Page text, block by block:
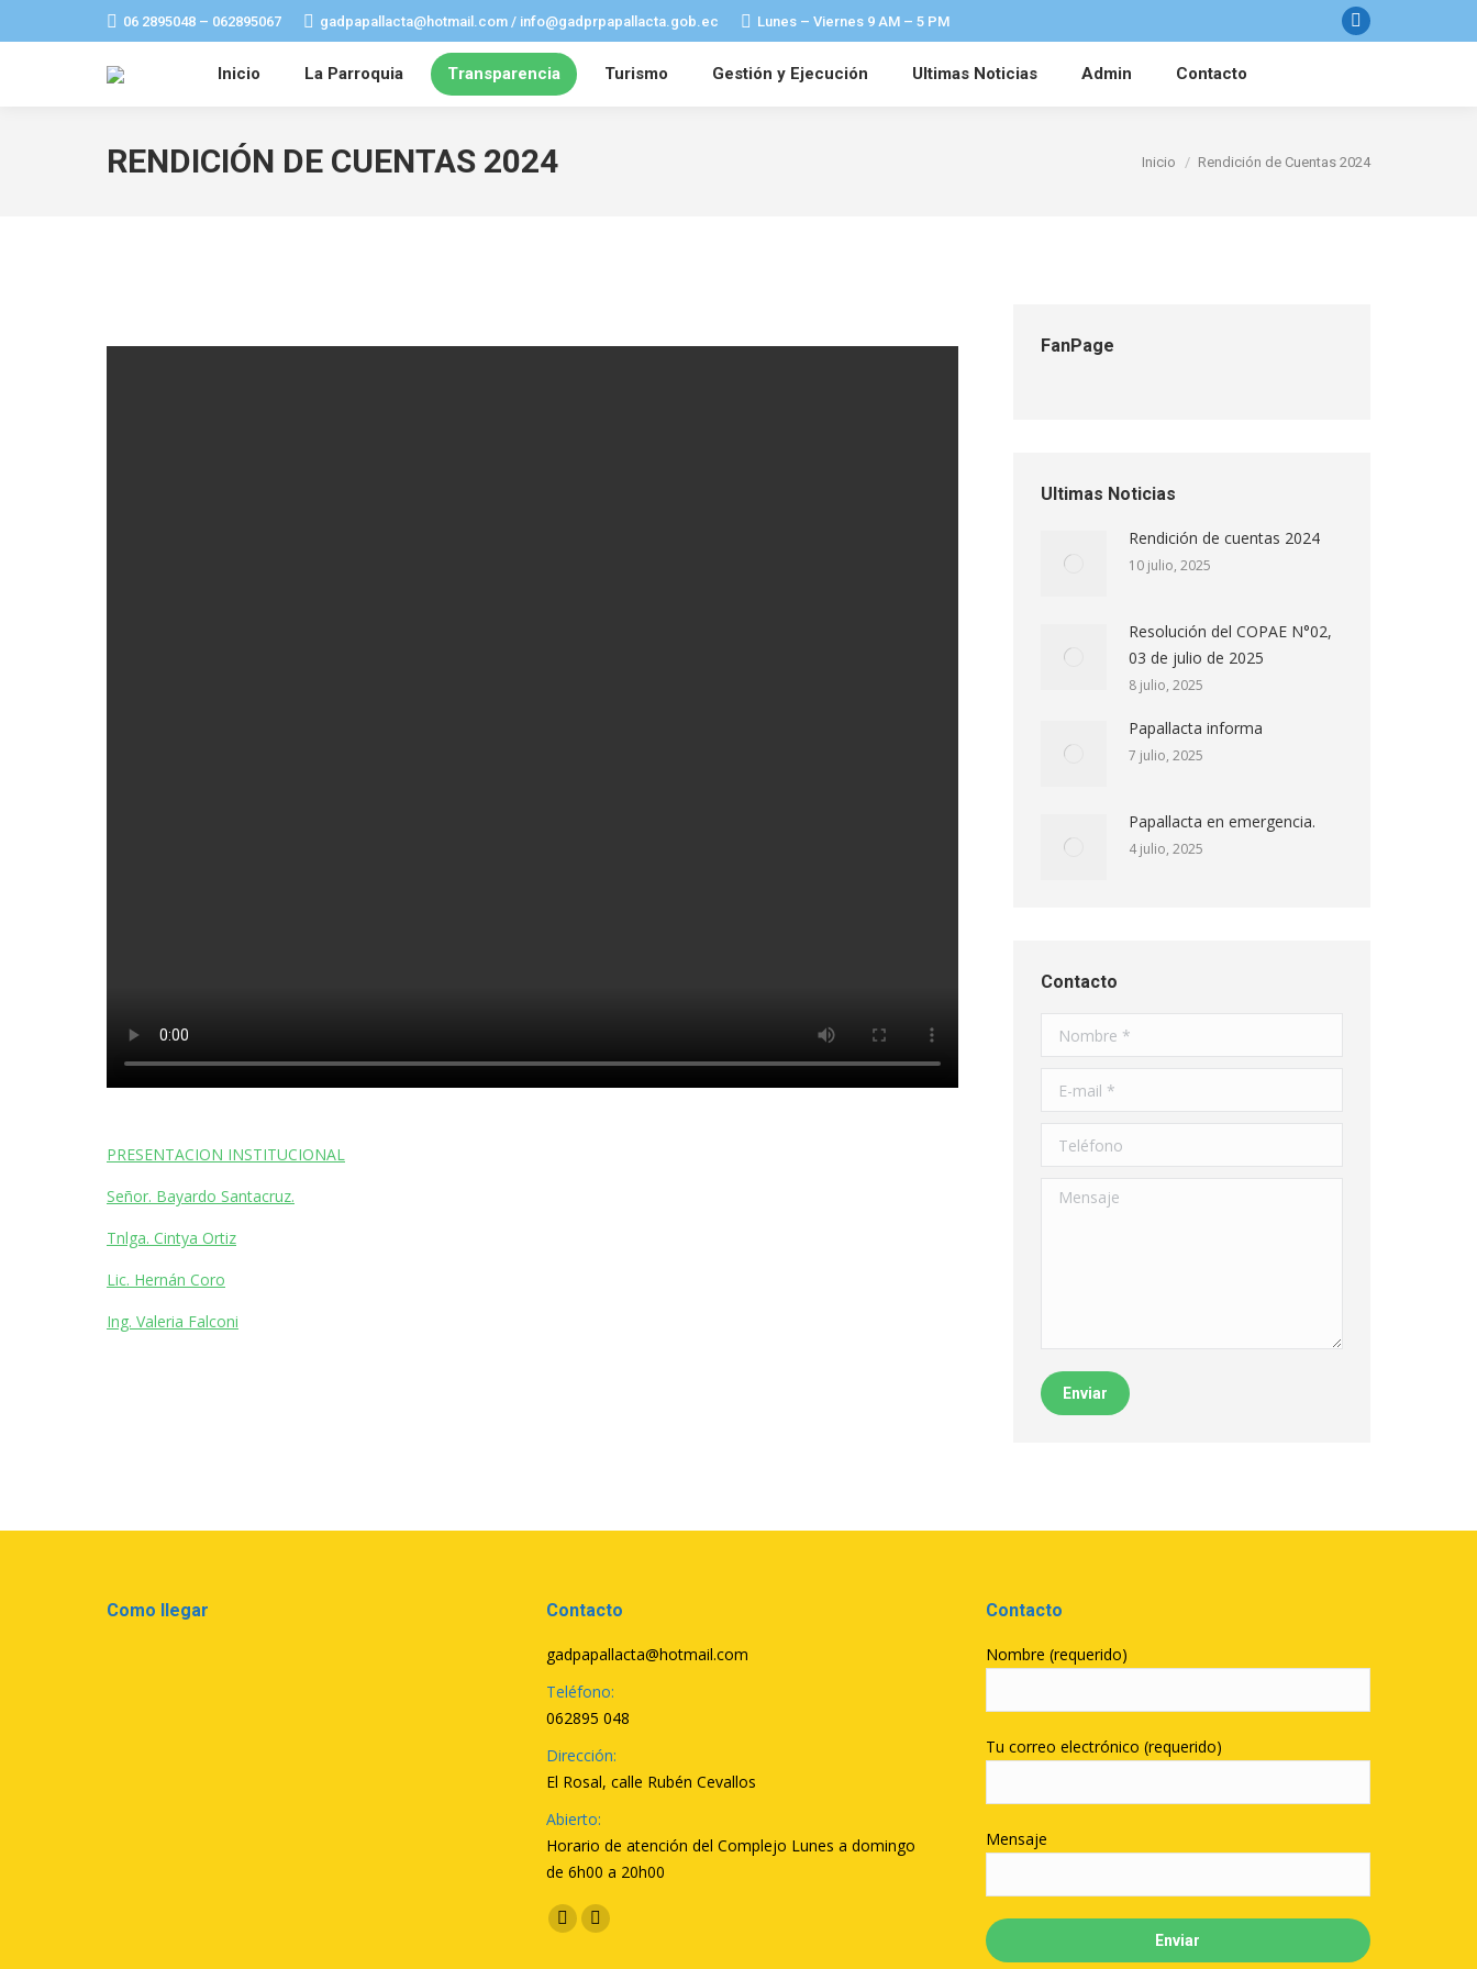
06 2895048 – 062895067 gadpapallacta@hotmail.com / info@gadprpapallacta.gob.ec Lunes – Viernes 9 AM – 5 PM Facebook
Inicio La Parroquia Transparencia Turismo Gestión y Ejecución Ultimas Noticias Admin Contacto
RENDICIÓN DE CUENTAS 2024 Estás aquí:
Inicio Rendición de Cuentas 2024
PRESENTACION INSTITUCIONAL
Señor. Bayardo Santacruz.
Tnlga. Cintya Ortiz
Lic. Hernán Coro
Ing. Valeria Falconi
FanPage
Ultimas Noticias
Rendición de cuentas 2024
10 julio, 2025
Resolución del COPAE N°02,
03 de julio de 2025
8 julio, 2025
Papallacta informa
7 julio, 2025
Papallacta en emergencia.
4 julio, 2025
Contacto
Nombre *
E-mail *
Teléfono
Mensaje
Enviar
Como llegar Contacto
gadpapallacta@hotmail.com
Teléfono:
062895 048
Dirección:
El Rosal, calle Rubén Cevallos
Abierto:
Horario de atención del Complejo Lunes a domingo
de 6h00 a 20h00
Encuéntranos en:
FacebookYouTube
Contacto
Nombre (requerido)
Tu correo electrónico (requerido)
Mensaje